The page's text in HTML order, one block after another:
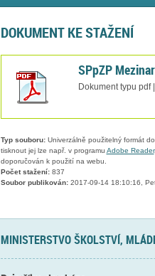
DOKUMENT KE STAŽENÍ
SPpZP
Dokument typu pdf
Typ souboru:Univerzálně použitelný formát
tisknout jej lze např. v programu Adobe Reader
doporučován k použití na webu.
Počet stažení:837
Soubor publikován:2017-09-14 18:10:16,
MINISTERSTVO ŠKOLSTVÍ,